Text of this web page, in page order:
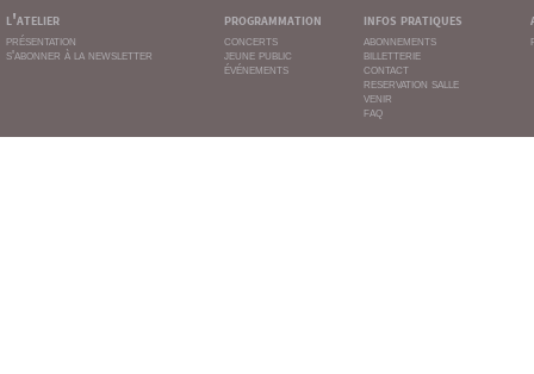
l'atelier
présentation
s'abonner à la newsletter
programmation
concerts
jeune public
événements
infos pratiques
abonnements
billetterie
contact
reservation salle
venir
faq